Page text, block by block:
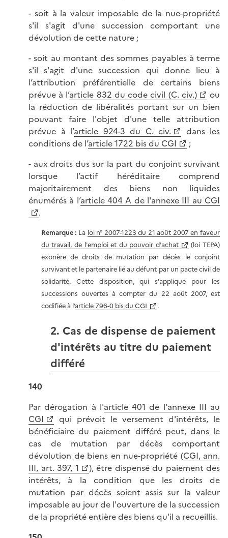
- soit à la valeur imposable de la nue-propriété
s'il s'agit d'une succession comportant une
dévolution de cette nature ;
- soit au montant des sommes payables à terme
s'il s'agit d'une succession qui donne lieu à
l’attribution préférentielle de certains biens
prévue à l’article 832 du code civil (C. civ.)
ou
la réduction de libéralités portant sur un bien
pouvant faire l'objet d'une telle attribution
prévue à l’article 924-3 du C. civ.
dans les
conditions de l’article 1722 bis du CGI
;
- aux droits dus sur la part du conjoint survivant
lorsque l’actif héréditaire comprend
majoritairement des biens non liquides
énumérés à l’article 404 A de l'annexe III au CGI
.
Remarque : La loi n° 2007-1223 du 21 août 2007 en faveur
du travail, de l'emploi et du pouvoir d'achat
(loi TEPA)
exonère de droits de mutation par décès le conjoint
survivant et le partenaire lié au défunt par un pacte civil de
solidarité. Cette disposition, qui s'applique pour les
successions ouvertes à compter du 22 août 2007, est
codifiée à l’article 796-0 bis du CGI .
2. Cas de dispense de paiement
d'intérêts au titre du paiement
différé
140
Par dérogation à l'article 401 de l'annexe III au
CGI
qui prévoit le versement d'intérêts, le
bénéficiaire du paiement différé peut, dans le
cas de mutation par décès comportant
dévolution de biens en nue-propriété (CGI, ann.
III, art. 397, 1
), être dispensé du paiement des
intérêts, à la condition que les droits de
mutation par décès soient assis sur la valeur
imposable au jour de l'ouverture de la succession
de la propriété entière des biens qu'il a recueillis.